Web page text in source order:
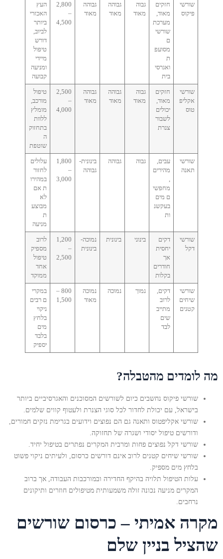
שורשי
פיקוס
חזקים
מאוד,
מערכת
שורשי
ם
מסועפ
ת
ואגרסי
בית
גבוה
מאוד
גבוהה
מאוד
גבוהה
מאוד
2,800
–
4,500
העץ
האכזרי
ביותר
לביוב,
דורש
טיפול
מיידי
ומניעה
קבועה
שורשי
אקליפ
טוס
חזקים
מאוד,
יכולים
לשבור
צנרת
גבוה
מאוד
גבוהה
מאוד
גבוהה
מאוד
2,500
–
4,000
טיפול
מורכב,
מומלץ
ללוות
בתחזוק
ה
שוטפת
שורשי
תאנה
עבים,
מהירים
,
מחפשי
ם מים
בעקשנ
ות
גבוה גבוהה
בינונית-
גבוהה
1,800
–
3,000
עלולים
לחזור
במהירו
ת אם
לא
מבוצע
ת
מניעה
שורשי
דקל
דקים
יחסית
אך
חודרים
בקלות
בינוני בינונית
נמוכה-
בינונית
1,200
–
2,500
לרוב
מספיק
טיפול
אחד
ממוקד
שורשי
שיחים
קטנים
דקים,
לרוב
מתייב
שים
לבד
נמוך נמוכה
נמוכה
מאוד
800 –
1,500
במקרי
ם רבים
ניקוי
בלחץ
מים
בלבד
יספיק
מה לומדים מהטבלה?
שורשי פיקוס נחשבים כיום לשורשים המסוכנים והאגרסיביים ביותר
בישראל, עם יכולת לחדור לכל סוגי הצנרת ולעטוף קווים שלמים.
שורשי אקליפטוס ותאנה גם הם נפוצים וידועים בגרימת נזקים חמורים,
ודורשים טיפול יסודי ושגרה של תחזוקה.
שורשי דקל נפוצים פחות ומרבית המקרים נפתרים בטיפול יחיד.
שורשי שיחים קטנים לרוב אינם דורשים כרסום, ולעיתים ניקוי פשוט
בלחץ מים מספיק.
עלות הטיפול תלויה בהיקף החדירה ובמורכבות העבודה, אך ברוב
המקרים מניעה נכונה זולה משמעותית מטיפולים חוזרים ותיקונים
נרחבים.
מקרה אמיתי – כרסום שורשים
שהציל בניין שלם